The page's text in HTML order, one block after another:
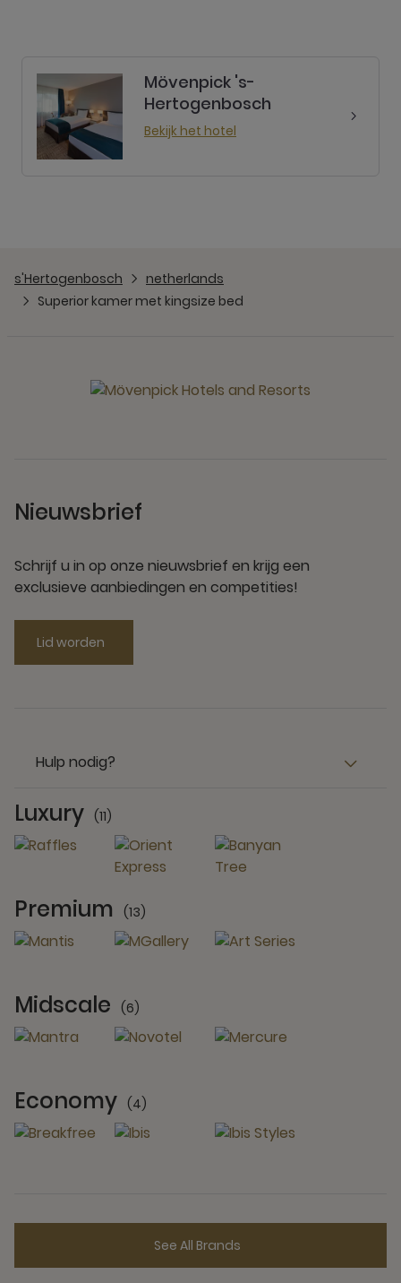
Mövenpick 's-
Hertogenbosch
Bekijk het hotel
s'Hertogenbosch
netherlands
Superior kamer met kingsize bed
Nieuwsbrief
Schrijf u in op onze nieuwsbrief en krijg een
exclusieve aanbiedingen en competities!
Lid worden
Hulp nodig?
Luxury (11)
Premium (13)
Midscale (6)
Economy (4)
See All Brands